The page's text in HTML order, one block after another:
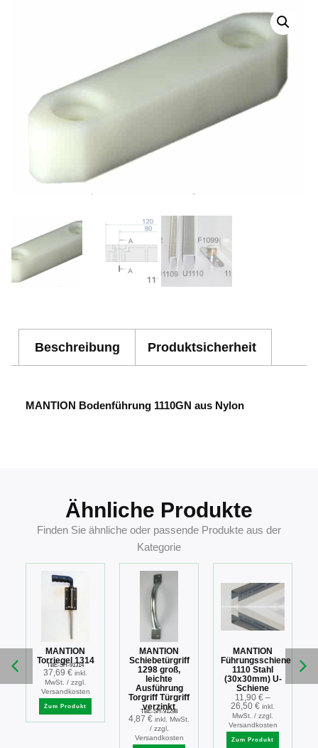
Beschreibung Produktsicherheit
MANTION Bodenführung 1110GN aus Nylon
Ähnliche Produkte
Finden Sie ähnliche oder passende Produkte aus der
Kategorie
MANTION
Torriegel 1314
TBE-SH-91314
37,69 € inkl.
MwSt. / zzgl.
Versandkosten
Zum Produkt
MANTION
Schiebetürgriff
1298 groß,
leichte
Ausführung
Torgriff Türgriff
verzinkt
TBE-SH-91298
4,87 € inkl. MwSt.
/ zzgl.
Versandkosten
MANTION
Führungsschiene
1110 Stahl
(30x30mm) U-
Schiene
11,90 € –
26,50 € inkl.
MwSt. / zzgl.
Versandkosten
Zum Produkt